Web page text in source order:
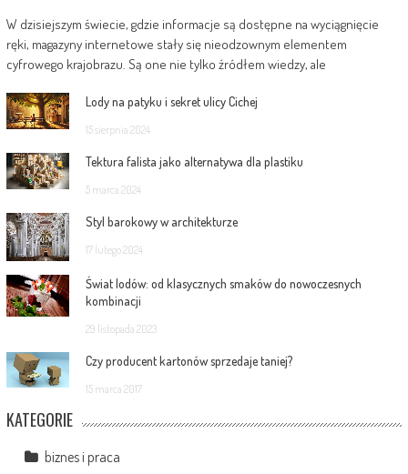
W dzisiejszym świecie, gdzie informacje są dostępne na wyciągnięcie
ręki, magazyny internetowe stały się nieodzownym elementem
cyfrowego krajobrazu. Są one nie tylko źródłem wiedzy, ale
Lody na patyku i sekret ulicy Cichej
15 sierpnia 2024
Tektura falista jako alternatywa dla plastiku
5 marca 2024
Styl barokowy w architekturze
17 lutego 2024
Świat lodów: od klasycznych smaków do nowoczesnych
kombinacji
29 listopada 2023
Czy producent kartonów sprzedaje taniej?
15 marca 2017
KATEGORIE
biznes i praca